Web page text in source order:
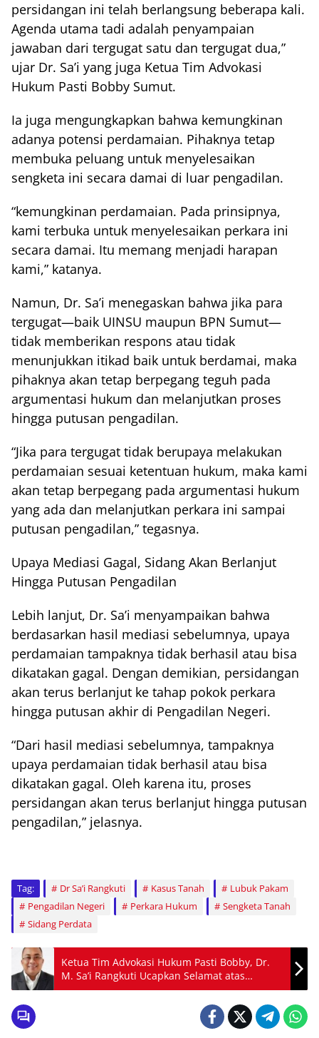
persidangan ini telah berlangsung beberapa kali.
Agenda utama tadi adalah penyampaian
jawaban dari tergugat satu dan tergugat dua,”
ujar Dr. Sa’i yang juga Ketua Tim Advokasi
Hukum Pasti Bobby Sumut.
Ia juga mengungkapkan bahwa kemungkinan
adanya potensi perdamaian. Pihaknya tetap
membuka peluang untuk menyelesaikan
sengketa ini secara damai di luar pengadilan.
“kemungkinan perdamaian. Pada prinsipnya,
kami terbuka untuk menyelesaikan perkara ini
secara damai. Itu memang menjadi harapan
kami,” katanya.
Namun, Dr. Sa’i menegaskan bahwa jika para
tergugat—baik UINSU maupun BPN Sumut—
tidak memberikan respons atau tidak
menunjukkan itikad baik untuk berdamai, maka
pihaknya akan tetap berpegang teguh pada
argumentasi hukum dan melanjutkan proses
hingga putusan pengadilan.
“Jika para tergugat tidak berupaya melakukan
perdamaian sesuai ketentuan hukum, maka kami
akan tetap berpegang pada argumentasi hukum
yang ada dan melanjutkan perkara ini sampai
putusan pengadilan,” tegasnya.
Upaya Mediasi Gagal, Sidang Akan Berlanjut
Hingga Putusan Pengadilan
Lebih lanjut, Dr. Sa’i menyampaikan bahwa
berdasarkan hasil mediasi sebelumnya, upaya
perdamaian tampaknya tidak berhasil atau bisa
dikatakan gagal. Dengan demikian, persidangan
akan terus berlanjut ke tahap pokok perkara
hingga putusan akhir di Pengadilan Negeri.
“Dari hasil mediasi sebelumnya, tampaknya
upaya perdamaian tidak berhasil atau bisa
dikatakan gagal. Oleh karena itu, proses
persidangan akan terus berlanjut hingga putusan
pengadilan,” jelasnya.
Tag: Dr Sa’i Rangkuti Kasus Tanah
Lubuk Pakam
Pengadilan Negeri
Perkara Hukum
Sengketa Tanah
Sidang Perdata
Ketua Tim Advokasi Hukum Pasti Bobby, Dr.
M. Sa’i Rangkuti Ucapkan Selamat atas
Pelantikan Gubernur dan Wakil Gubernur